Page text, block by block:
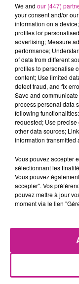
les James Bond
TITRES DIFFUSÉS
22h09
22h09
DJ YOUCEF
La Vie
21h50
21h50
We and our (447)
your consent and/or
information on a
profiles for
advertising; Measure
performance;
of data from different
profiles to personalise
content; Use limited
detect fraud, and fix
Save and
process personal data
following
requested; Use
other data sources;
information transmitted
Vous pouvez accepter
sélectionnant les
Vous pouvez
accepter". Vos
pouvez mettre à jour
moment via le lien